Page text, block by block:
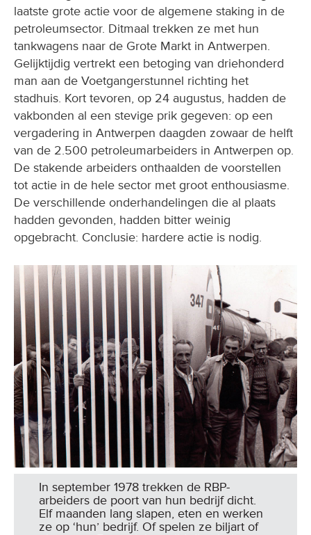
tankwagens naar de Grote Markt in Antwerpen.
Gelijktijdig vertrekt een betoging van driehonderd
man aan de Voetgangerstunnel richting het
stadhuis. Kort tevoren, op 24 augustus, hadden de
vakbonden al een stevige prik gegeven: op een
vergadering in Antwerpen daagden zowaar de helft
van de 2.500 petroleumarbeiders in Antwerpen op.
De stakende arbeiders onthaalden de voorstellen
tot actie in de hele sector met groot enthousiasme.
De verschillende onderhandelingen die al plaats
hadden gevonden, hadden bitter weinig
opgebracht. Conclusie: hardere actie is nodig.
In september 1978 trekken de RBP-
arbeiders de poort van hun bedrijf dicht.
Elf maanden lang slapen, eten en werken
ze op ‘hun’ bedrijf. Of spelen ze biljart of
pingpong. Een unieke strijd die eindigt met
een historische overwinning. (Foto Solidair)